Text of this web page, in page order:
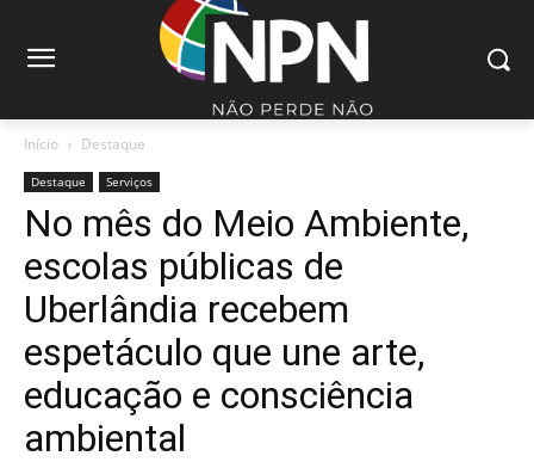
Início Destaque
Destaque Serviços
No mês do Meio Ambiente,
escolas públicas de
Uberlândia recebem
espetáculo que une arte,
educação e consciência
ambiental